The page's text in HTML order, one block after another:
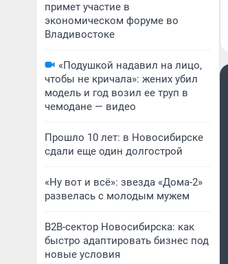
примет участие в
экономическом форуме во
Владивостоке
«Подушкой надавил на лицо,
чтобы не кричала»: жених убил
модель и год возил ее труп в
чемодане — видео
Прошло 10 лет: в Новосибирске
сдали еще один долгострой
«Ну вот и всё»: звезда «Дома-2»
развелась с молодым мужем
B2B-сектор Новосибирска: как
быстро адаптировать бизнес под
новые условия